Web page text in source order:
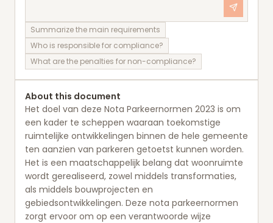
Summarize the main requirements
Who is responsible for compliance?
What are the penalties for non-compliance?
About this document
Het doel van deze Nota Parkeernormen 2023 is om
een kader te scheppen waaraan toekomstige
ruimtelijke ontwikkelingen binnen de hele gemeente
ten aanzien van parkeren getoetst kunnen worden.
Het is een maatschappelijk belang dat woonruimte
wordt gerealiseerd, zowel middels transformaties,
als middels bouwprojecten en
gebiedsontwikkelingen. Deze nota parkeernormen
zorgt ervoor om op een verantwoorde wijze